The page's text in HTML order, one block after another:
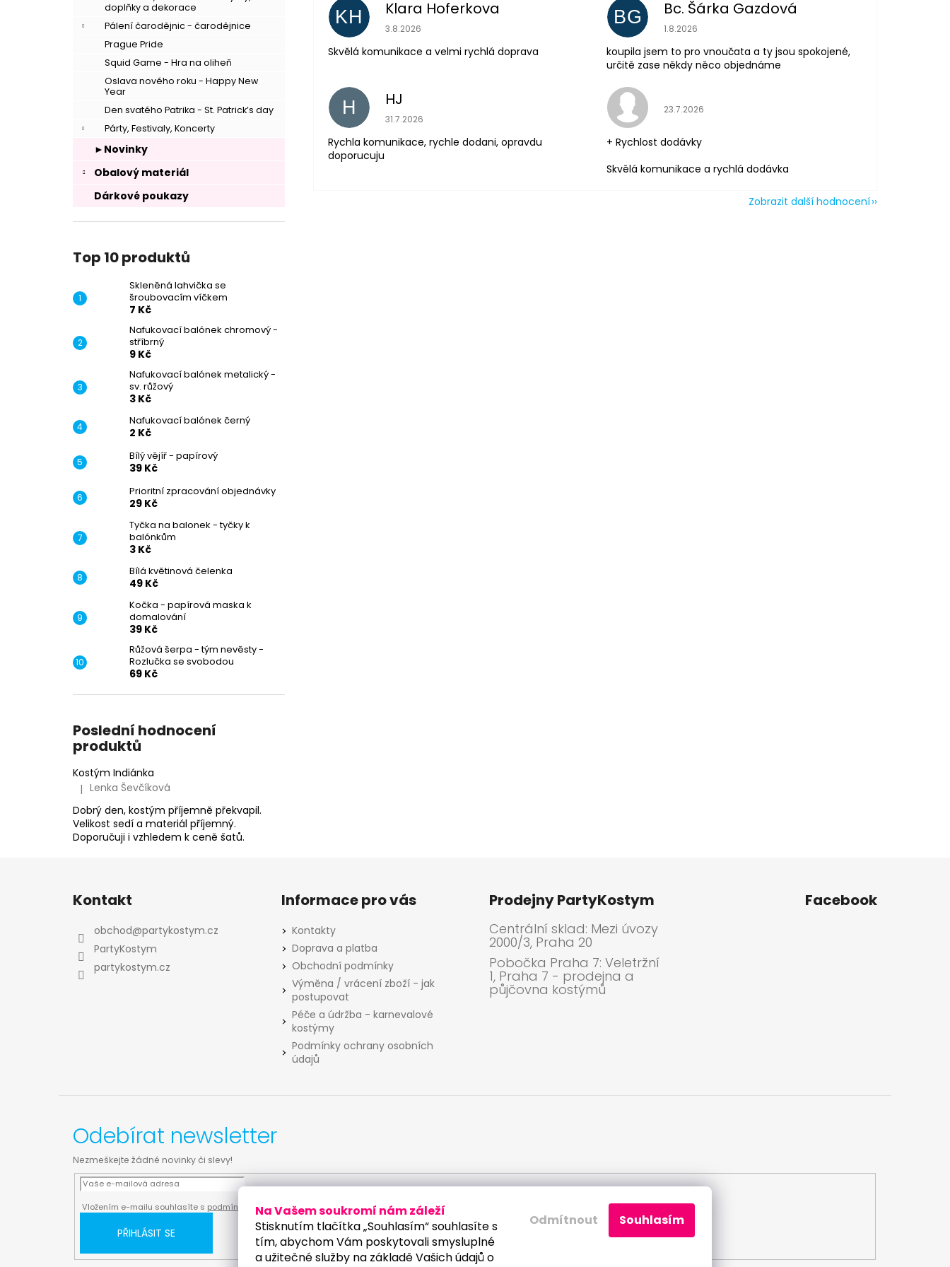
Na Vašem soukromí nám záleží
Stisknutím tlačítka „Souhlasím“ souhlasíte s
tím, abychom Vám poskytovali smysluplné
a užitečné služby na základě Vašich údajů o
Odmítnout Souhlasím
doplňky a dekorace
Pálení čarodějnic - čarodějnice
Prague Pride
Squid Game - Hra na oliheň
Oslava nového roku - Happy New
Year
Den svatého Patrika - St. Patrick’s day
Párty, Festivaly, Koncerty
►Novinky
Obalový materiál
Dárkové poukazy
Top 10 produktů
Skleněná lahvička se
šroubovacím víčkem
7 Kč
Nafukovací balónek chromový -
stříbrný
9 Kč
Nafukovací balónek metalický -
sv. růžový
3 Kč
Nafukovací balónek černý
2 Kč
Bílý vějíř - papírový
39 Kč
Prioritní zpracování objednávky
29 Kč
Tyčka na balonek - tyčky k
balónkům
3 Kč
Bílá květinová čelenka
49 Kč
Kočka - papírová maska k
domalování
39 Kč
Růžová šerpa - tým nevěsty -
Rozlučka se svobodou
69 Kč
Poslední hodnocení
produktů
Kostým Indiánka
Hodnocení produktu je 5 z 5 hvězdiček.
| Lenka Ševčíková
Dobrý den, kostým příjemně překvapil.
Velikost sedí a materiál příjemný.
Doporučuji i vzhledem k ceně šatů.
KH Klara Hoferkova
Hodnocení obchodu je 5 z 5 hvězdiček.
3.8.2026
Skvělá komunikace a velmi rychlá doprava
BG Bc. Šárka Gazdová
Hodnocení obchodu je 5 z 5 hvězdiček.
1.8.2026
koupila jsem to pro vnoučata a ty jsou spokojené,
určitě zase někdy něco objednáme
H HJ
Hodnocení obchodu je 5 z 5 hvězdiček.
31.7.2026
Rychla komunikace, rychle dodani, opravdu
doporucuju
Hodnocení obchodu je 5 z 5 hvězdiček.
23.7.2026
+ Rychlost dodávky
Skvělá komunikace a rychlá dodávka
Zobrazit další hodnocení
Odebírat newsletter
Nezmeškejte žádné novinky či slevy!
Vložením e-mailu souhlasíte s podmínkami ochrany osobních údajů
PŘIHLÁSIT SE
Kontakt
obchod@partykostym.cz
PartyKostym
partykostym.cz
Informace pro vás
Kontakty
Doprava a platba
Obchodní podmínky
Výměna / vrácení zboží - jak
postupovat
Péče a údržba - karnevalové
kostýmy
Podmínky ochrany osobních
údajů
Prodejny PartyKostym
Centrální sklad: Mezi úvozy
2000/3, Praha 20
Pobočka Praha 7: Veletržní
1, Praha 7 - prodejna a
půjčovna kostýmů
Facebook